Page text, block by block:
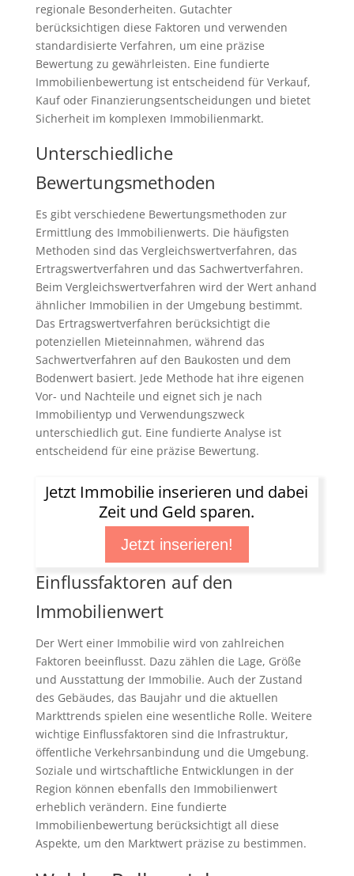
regionale Besonderheiten. Gutachter
berücksichtigen diese Faktoren und verwenden
standardisierte Verfahren, um eine präzise
Bewertung zu gewährleisten. Eine fundierte
Immobilienbewertung ist entscheidend für Verkauf,
Kauf oder Finanzierungsentscheidungen und bietet
Sicherheit im komplexen Immobilienmarkt.
Unterschiedliche
Bewertungsmethoden
Es gibt verschiedene Bewertungsmethoden zur
Ermittlung des Immobilienwerts. Die häufigsten
Methoden sind das Vergleichswertverfahren, das
Ertragswertverfahren und das Sachwertverfahren.
Beim Vergleichswertverfahren wird der Wert anhand
ähnlicher Immobilien in der Umgebung bestimmt.
Das Ertragswertverfahren berücksichtigt die
potenziellen Mieteinnahmen, während das
Sachwertverfahren auf den Baukosten und dem
Bodenwert basiert. Jede Methode hat ihre eigenen
Vor- und Nachteile und eignet sich je nach
Immobilientyp und Verwendungszweck
unterschiedlich gut. Eine fundierte Analyse ist
entscheidend für eine präzise Bewertung.
Jetzt Immobilie inserieren und dabei
Zeit und Geld sparen.
Jetzt inserieren!
Einflussfaktoren auf den
Immobilienwert
Der Wert einer Immobilie wird von zahlreichen
Faktoren beeinflusst. Dazu zählen die Lage, Größe
und Ausstattung der Immobilie. Auch der Zustand
des Gebäudes, das Baujahr und die aktuellen
Markttrends spielen eine wesentliche Rolle. Weitere
wichtige Einflussfaktoren sind die Infrastruktur,
öffentliche Verkehrsanbindung und die Umgebung.
Soziale und wirtschaftliche Entwicklungen in der
Region können ebenfalls den Immobilienwert
erheblich verändern. Eine fundierte
Immobilienbewertung berücksichtigt all diese
Aspekte, um den Marktwert präzise zu bestimmen.